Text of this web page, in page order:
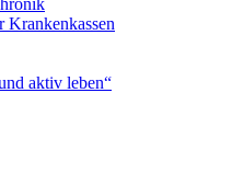
Krankenkassen
aktiv leben“